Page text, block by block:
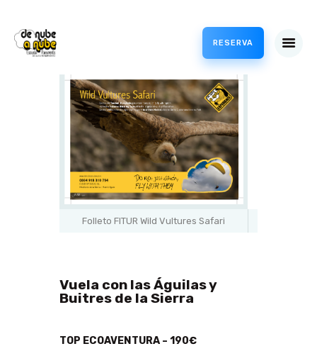
RESERVA
VUELOS
CURSOS
PROFESIONAL
TIENDA
METEO
ACCESO CLIENTES /
CANJEAR BONOS
Folleto FITUR Wild Vultures Safari
Vuela con las Águilas y
Buitres de la Sierra
TOP ECOAVENTURA – 190€